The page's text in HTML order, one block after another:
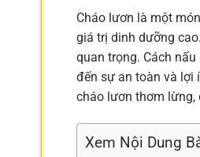
Cháo lươn là một
giá trị dinh dưỡng
quan trọng. Cách
đến sự an toàn và lợi
cháo lươn thơm lừng,
Xem Nội Dung